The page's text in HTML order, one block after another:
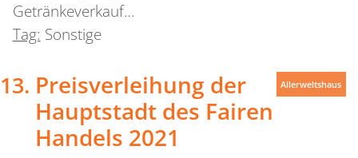
Getränkeverkauf…
Tag: Sonstige
Preisverleihung der
Hauptstadt des Fairen
Handels 2021
Allerweltshaus